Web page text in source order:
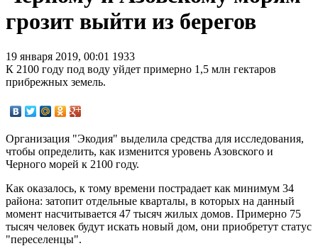
грозит выйти из берегов
19 января 2019, 00:01 1933
К 2100 году под воду уйдет примерно 1,5 млн гектаров
прибрежных земель.
Организация "Экодия" выделила средства для исследования,
чтобы определить, как изменится уровень Азовского и
Черного морей к 2100 году.
Как оказалось, к тому времени пострадает как минимум 34
района: затопит отдельные кварталы, в которых на данный
момент насчитывается 47 тысяч жилых домов. Примерно 75
тысяч человек будут искать новый дом, они приобретут статус
"переселенцы".